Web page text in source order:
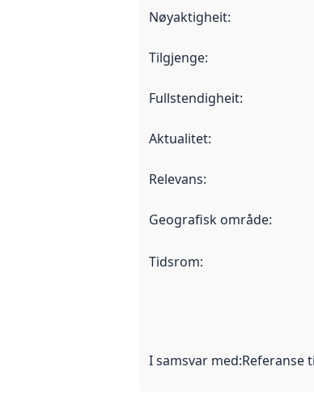
Nøyaktigheit:
Tilgjenge:
Fullstendigheit:
Aktualitet:
Relevans:
Geografisk område:
Tidsrom:
I samsvar med:Referanse